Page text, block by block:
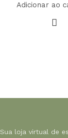
Adicionar ao
Sua loja virtual de